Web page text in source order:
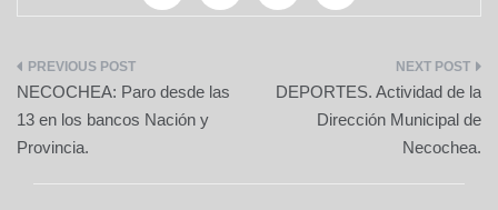
Navegación
de
entradas
NECOCHEA: Paro desde las
13 en los bancos Nación y
Provincia.
DEPORTES. Actividad de la
Dirección Municipal de
Necochea.